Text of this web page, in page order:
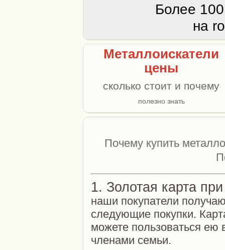
Более
на
Металлоискатели
цены
сколько стоит и почему
полезно знать
Почему купить
1. Золотая карта
наши покупатели
следующие покупки.
можете пользоваться ею
членами семьи.